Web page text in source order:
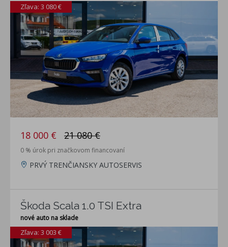
Zľava: 3 080 €
18 000 € 21 080 €
0 % úrok pri značkovom financovaní
PRVÝ TRENČIANSKY AUTOSERVIS
Škoda Scala 1.0 TSI Extra
nové auto na sklade
Zľava: 3 003 €